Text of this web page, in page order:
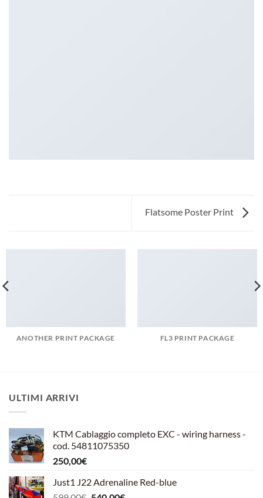
Flatsome Poster Print
ANOTHER PRINT PACKAGE FL3 PRINT PACKAGE
ULTIMI ARRIVI
KTM Cablaggio completo EXC - wiring harness -
cod. 54811075350
250,00€
Just1 J22 Adrenaline Red-blue